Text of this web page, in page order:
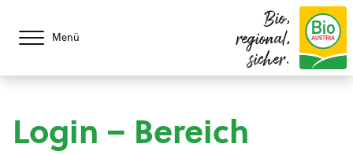
Menü
Bio,
regional,
sicher.
Login – Bereich